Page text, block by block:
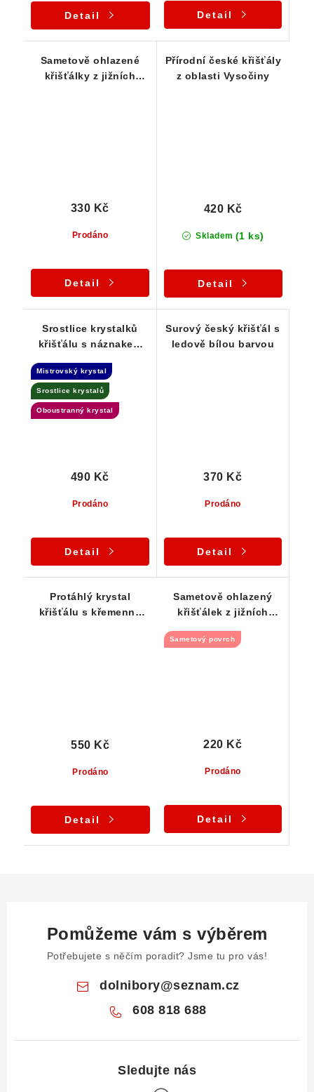
Detail Detail
Sametově ohlazené
křišťálky z jižních
Prodáno
330 Kč
Detail
Přírodní české křišťály
z oblasti Vysočiny
Skladem (1 ks)
420 Kč
Detail
Srostlice krystalků
křišťálu s náznakem
Mistrovský krystal
Srostlice krystalů
Oboustranný krystal
Prodáno
490 Kč
Detail
Surový český křišťál s
ledově bílou barvou
Prodáno
370 Kč
Detail
Protáhlý krystal
křišťálu s křemennu
Prodáno
550 Kč
Detail
Sametově ohlazený
křišťálek z jižních
Sametový povrch
Prodáno
220 Kč
Detail
Pomůžeme vám s výběrem
Potřebujete s něčím poradit? Jsme tu pro vás!
dolnibory@seznam.cz
608 818 688